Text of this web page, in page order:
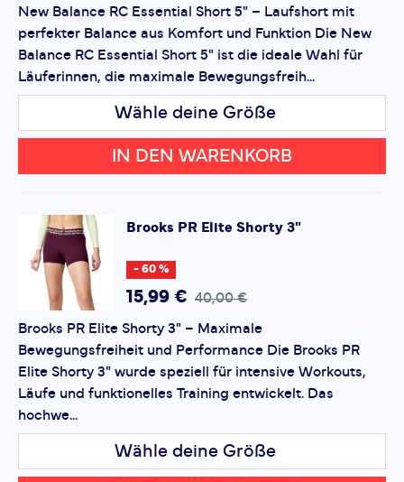
die Datenschutzbestimmungenund Nutzungsbedingungen
von Google.
New Balance RC Essential Short 5" – Laufshort mit
perfekter Balance aus Komfort und Funktion Die New
Balance RC Essential Short 5" ist die ideale Wahl für
Läuferinnen, die maximale Bewegungsfreih...
Wähle deine Größe
IN DEN WARENKORB
Brooks PR Elite Shorty 3"
- 60 %
15,99 € 40,00 €
Brooks PR Elite Shorty 3" – Maximale
Bewegungsfreiheit und Performance Die Brooks PR
Elite Shorty 3" wurde speziell für intensive Workouts,
Läufe und funktionelles Training entwickelt. Das
hochwe...
Wähle deine Größe